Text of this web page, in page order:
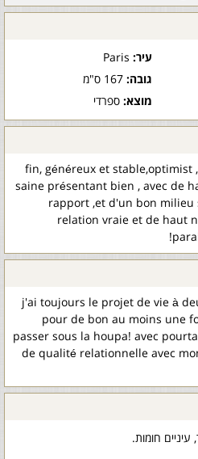
עיר:Paris
גובה:167 ס"מ
מוצא:ספרדי
fin, généreux et
saine présentant bien , avec de
rapport ,et d'un bon milieu
relation vraie et de haut
j'ai toujours le projet de vie à
pour de bon au moins une
passer sous la houpa! avec
de qualité relationnelle avec
עיניים חומות.